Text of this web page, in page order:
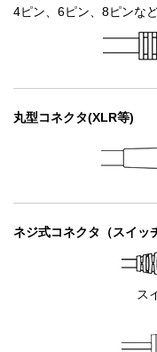
4ピン、6ピン、8ピンな
丸型コネクタ(XLR等)
ネジ式コネクタ （スイッ
ス